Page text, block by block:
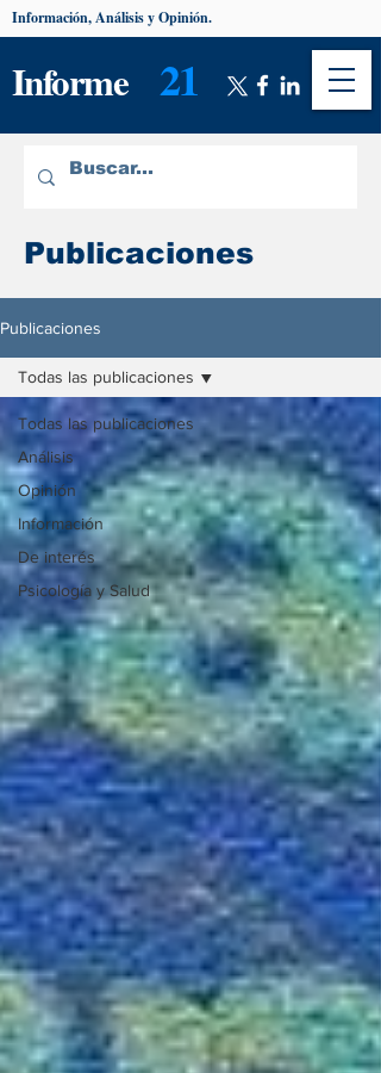
Informe 21
Información, Análisis y Opinión.
Publicaciones
Publicaciones
Todas las publicaciones
Análisis
Opinión
Información
De interés
Psicología y Salud
Todas las publicaciones